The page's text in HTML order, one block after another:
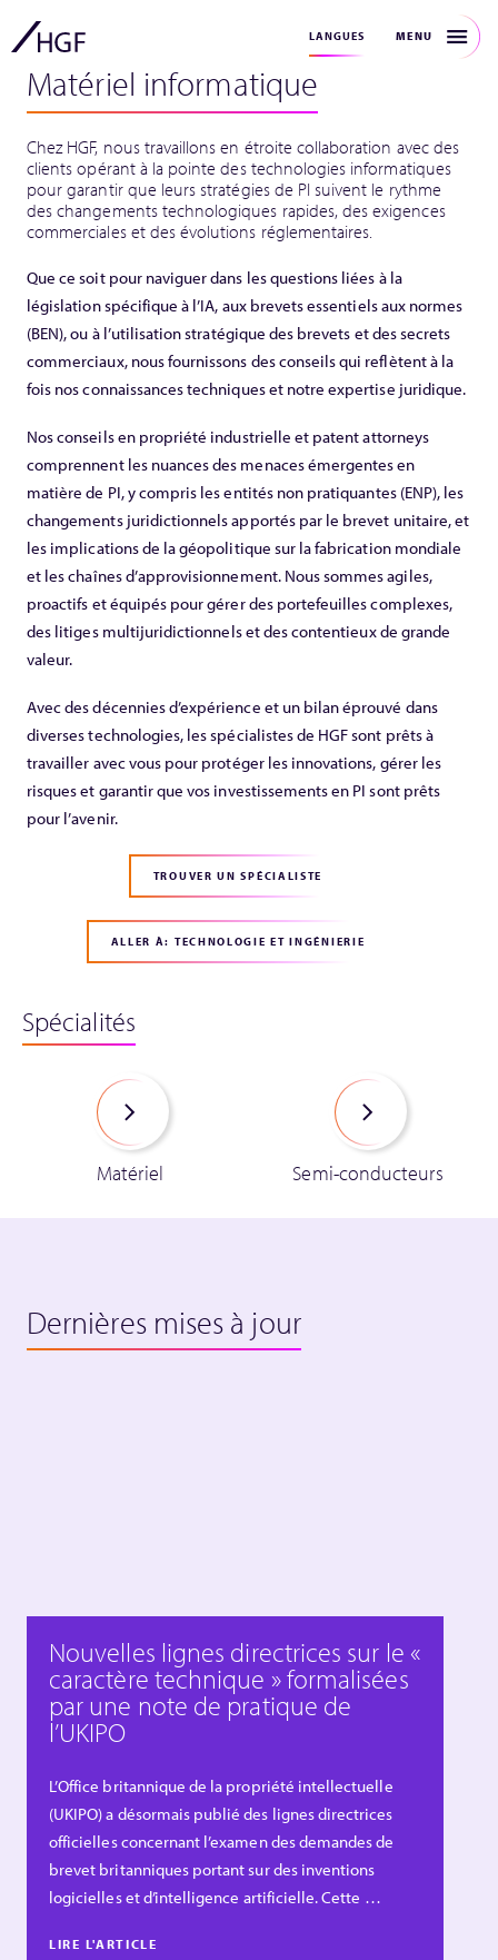
LANGUES MENU
Matériel informatique
Chez HGF, nous travaillons en étroite collaboration avec des
clients opérant à la pointe des technologies informatiques
pour garantir que leurs stratégies de PI suivent le rythme
des changements technologiques rapides, des exigences
commerciales et des évolutions réglementaires.
Que ce soit pour naviguer dans les questions liées à la
législation spécifique à l’IA, aux brevets essentiels aux normes
(BEN), ou à l’utilisation stratégique des brevets et des secrets
commerciaux, nous fournissons des conseils qui reflètent à la
fois nos connaissances techniques et notre expertise juridique.
Nos conseils en propriété industrielle et patent attorneys
comprennent les nuances des menaces émergentes en
matière de PI, y compris les entités non pratiquantes (ENP), les
changements juridictionnels apportés par le brevet unitaire, et
les implications de la géopolitique sur la fabrication mondiale
et les chaînes d’approvisionnement. Nous sommes agiles,
proactifs et équipés pour gérer des portefeuilles complexes,
des litiges multijuridictionnels et des contentieux de grande
valeur.
Avec des décennies d’expérience et un bilan éprouvé dans
diverses technologies, les spécialistes de HGF sont prêts à
travailler avec vous pour protéger les innovations, gérer les
risques et garantir que vos investissements en PI sont prêts
pour l’avenir.
TROUVER UN SPÉCIALISTE
ALLER À: TECHNOLOGIE ET INGÉNIERIE
Spécialités
Matériel Semi-conducteurs
Dernières mises à jour
Nouvelles lignes directrices sur le «
caractère technique » formalisées
par une note de pratique de
l’UKIPO
L’Office britannique de la propriété intellectuelle
(UKIPO) a désormais publié des lignes directrices
officielles concernant l’examen des demandes de
brevet britanniques portant sur des inventions
logicielles et d’intelligence artificielle. Cette …
LIRE L'ARTICLE